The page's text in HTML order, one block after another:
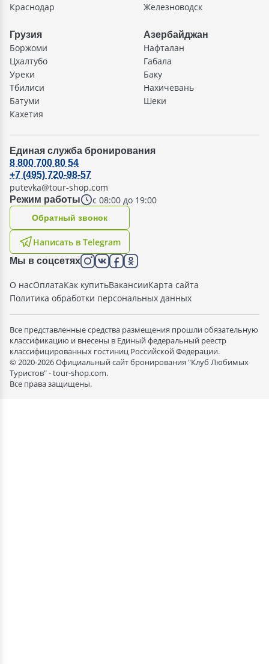
Краснодар
Железноводск
Грузия
Боржоми
Цхалтубо
Уреки
Тбилиси
Батуми
Кахетия
Азербайджан
Нафталан
Габала
Баку
Нахичевань
Шеки
Единая служба бронирования
Режим работы с 08:00 до 19:00
8 800 700 80 54
+7 (495) 720-98-57
putevka@tour-shop.com
Написать в Telegram
Oбратный звонок
Мы в соцсетях
О насОплатаКак купитьВакансииКарта сайта
Политика обработки персональных данных
Все представленные средства размещения прошли обязательную
классификацию и внесены в Единый федеральный реестр
классифицированных гостиниц Российской Федерации.
© 2020-2026 Официальный сайт бронирования "Клуб Любимых
Туристов" - tour-shop.com.
Все права защищены.